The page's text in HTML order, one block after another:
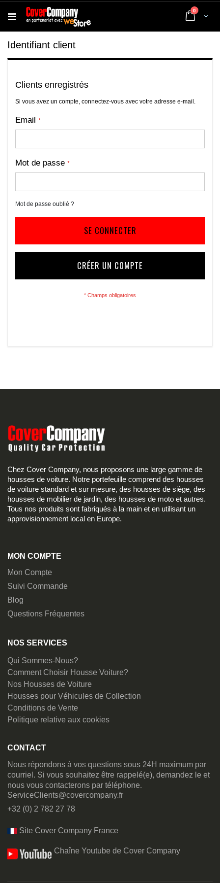
Cart
0 articles
Identifiant client
Clients enregistrés
Si vous avez un compte, connectez-vous avec votre adresse e-mail.
Email
Mot de passe
Mot de passe oublié ?
SE CONNECTER
CRÉER UN COMPTE
Chez Cover Company, nous proposons une large gamme de
housses de voiture. Notre portefeuille comprend des housses
de voiture standard et sur mesure, des housses de siège, des
housses de mobilier de jardin, des housses de moto et autres.
Tous nos produits sont fabriqués à la main et en utilisant un
approvisionnement local en Europe.
MON COMPTE
Mon Compte
Suivi Commande
Blog
Questions Fréquentes
NOS SERVICES
Qui Sommes-Nous?
Comment Choisir Housse Voiture?
Nos Housses de Voiture
Housses pour Véhicules de Collection
Conditions de Vente
Politique relative aux cookies
CONTACT
Nous répondons à vos questions sous 24H maximum par
courriel. Si vous souhaitez être rappelé(e), demandez le et
nous vous contacterons par téléphone.
ServiceClients@covercompany.fr
+32 (0) 2 782 27 78
Site Cover Company France
Chaîne Youtube de Cover Company